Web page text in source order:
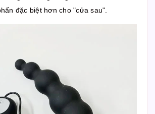
đặc biệt hơn cho "cửa sau".